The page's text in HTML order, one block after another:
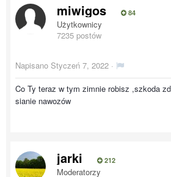
miwigos 84
Użytkownicy
7235 postów
Napisano Styczeń 7, 2022 ·
Co Ty teraz w tym zimnie robisz ,szkoda
sianie nawozów
jarki 212
Moderatorzy